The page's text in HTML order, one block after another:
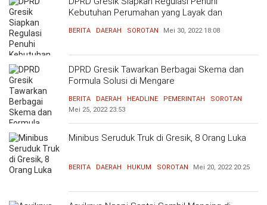
Kebutuhan Perumahan yang Layak dan
BERITA DAERAH SOROTAN Mei 30, 2022 18:08
DPRD Gresik Tawarkan Berbagai Skema dan
Formula Solusi di Mengare
BERITA DAERAH HEADLINE PEMERINTAH
SOROTAN
Mei 25, 2022 23:53
Minibus Seruduk Truk di Gresik, 8 Orang Luka
BERITA DAERAH HUKUM SOROTAN Mei 20, 2022 20:25